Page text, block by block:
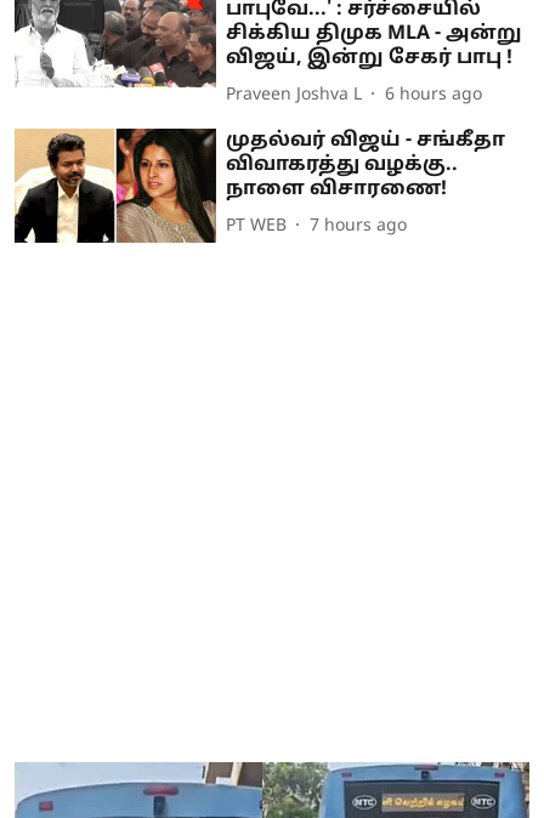
பாபுவே...' : சர்ச்சையில்
சிக்கிய திமுக MLA - அன்று
விஜய், இன்று சேகர் பாபு !
Praveen Joshva L 6 hours ago
முதல்வர் விஜய் - சங்கீதா
விவாகரத்து வழக்கு..
நாளை விசாரணை!
PT WEB 7 hours ago